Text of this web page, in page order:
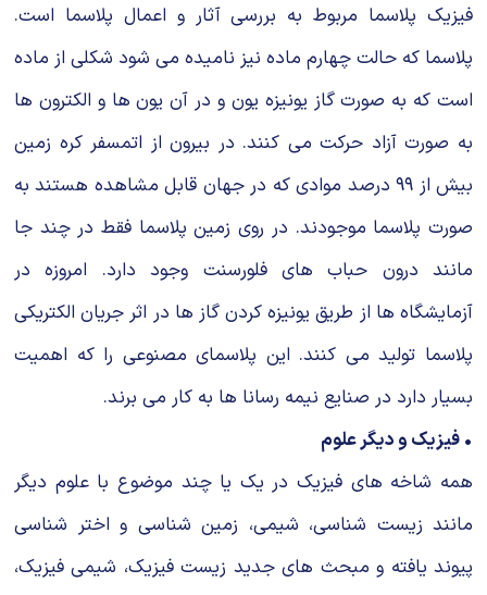
فیزیک پلاسما مربوط به بررسى آثار و اعمال پلاسما است.
پلاسما که حالت چهارم ماده نیز نامیده مى شود شکلى از ماده
است که به صورت گاز یونیزه یون و در آن یون ها و الکترون ها
به صورت آزاد حرکت مى کنند. در بیرون از اتمسفر کره زمین
بیش از ۹۹ درصد موادى که در جهان قابل مشاهده هستند به
صورت پلاسما موجودند. در روى زمین پلاسما فقط در چند جا
مانند درون حباب هاى فلورسنت وجود دارد. امروزه در
آزمایشگاه ها از طریق یونیزه کردن گاز ها در اثر جریان الکتریکى
پلاسما تولید مى کنند. این پلاسماى مصنوعى را که اهمیت
بسیار دارد در صنایع نیمه رسانا ها به کار مى برند.
• فیزیک و دیگر علوم
همه شاخه هاى فیزیک در یک یا چند موضوع با علوم دیگر
مانند زیست شناسى، شیمى، زمین شناسى و اختر شناسى
پیوند یافته و مبحث هاى جدید زیست فیزیک، شیمى فیزیک،